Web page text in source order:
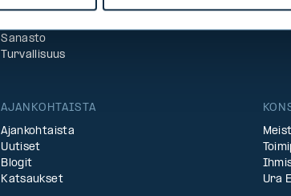
Whistleblowing-ilmoituskanava
Sanasto
Turvallisuus
AJANKOHTAISTA
Ajankohtaista
Uutiset
Blogit
Katsaukset
Ura